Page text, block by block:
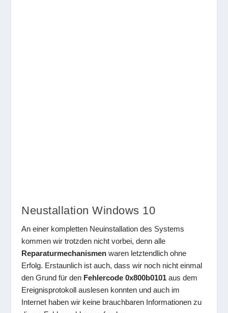
Neustallation Windows 10
An einer kompletten Neuinstallation des Systems
kommen wir trotzden nicht vorbei, denn alle
Reparaturmechanismen waren letztendlich ohne
Erfolg. Erstaunlich ist auch, dass wir noch nicht einmal
den Grund für den Fehlercode 0x800b0101 aus dem
Ereignisprotokoll auslesen konnten und auch im
Internet haben wir keine brauchbaren Informationen zu